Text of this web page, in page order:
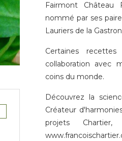
Fairmont Château
nommé par ses
Lauriers de la
Certaines
collaboration avec
coins du monde.
Découvrez la
Créateur
projets